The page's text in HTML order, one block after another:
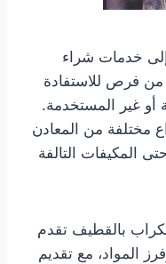
خدمات شراء
فرص للاستفادة
أو غير المستخدمة.
مختلفة من المعادن
المكيفات التالفة
بالقطيف تقدم
المواد، مع تقديم